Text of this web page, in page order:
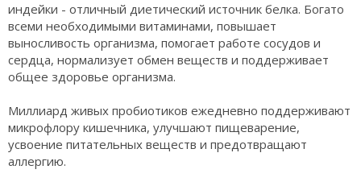
индейки - отличный диетический источник белка. Богато
всеми необходимыми витаминами, повышает
выносливость организма, помогает работе сосудов и
сердца, нормализует обмен веществ и поддерживает
общее здоровье организма.
Миллиард живых пробиотиков ежедневно поддерживают
микрофлору кишечника, улучшают пищеварение,
усвоение питательных веществ и предотвращают
аллергию.